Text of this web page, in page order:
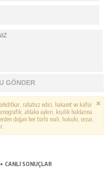
GÖNDER
rahatsız edici, hakaret ve küfür
ahlaka aykırı, kişilik haklarına
doğan her türlü mali, hukuki, cezai,
CANLI SONUÇLAR